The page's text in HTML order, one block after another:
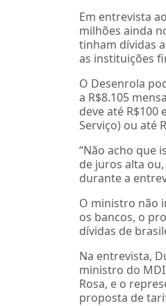
Em entrevista
milhões ainda
tinham dívidas
as instituições
O Desenrola
a R$8.105
deve até R$100
Serviço) ou até
“Não acho que
de juros alta
durante a
O ministro não
os bancos, o
dívidas de
Na entrevista,
ministro do
Rosa, e o
proposta de